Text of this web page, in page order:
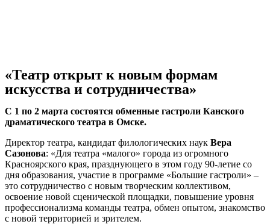
«Театр открыт к новым формам
искусства и сотрудничества»
С 1 по 2 марта состоятся обменные гастроли Канского
драматического театра в Омске.
Директор театра, кандидат филологических наук Вера
Сазонова: «Для театра «малого» города из огромного
Красноярского края, празднующего в этом году 90-летие со
дня образования, участие в программе «Большие гастроли» –
это сотрудничество с новым творческим коллективом,
освоение новой сценической площадки, повышение уровня
профессионализма команды театра, обмен опытом, знакомство
с новой территорией и зрителем.